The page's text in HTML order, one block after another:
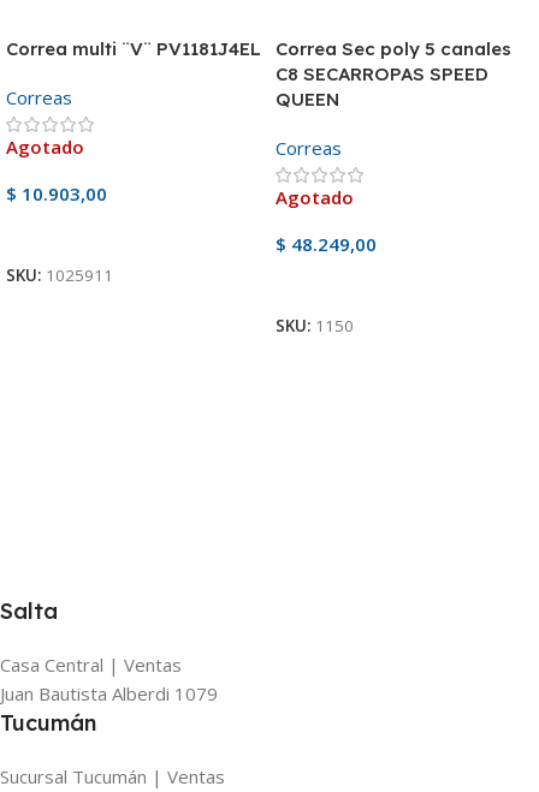
Correa multi ¨V¨ PV1181J4EL
Correas
Agotado
$ 10.903,00
SKU: 1025911
Correa Sec poly 5 canales
C8 SECARROPAS SPEED
QUEEN
Correas
Agotado
$ 48.249,00
SKU: 1150
Salta
Casa Central | Ventas
Juan Bautista Alberdi 1079
Tucumán
Sucursal Tucumán | Ventas